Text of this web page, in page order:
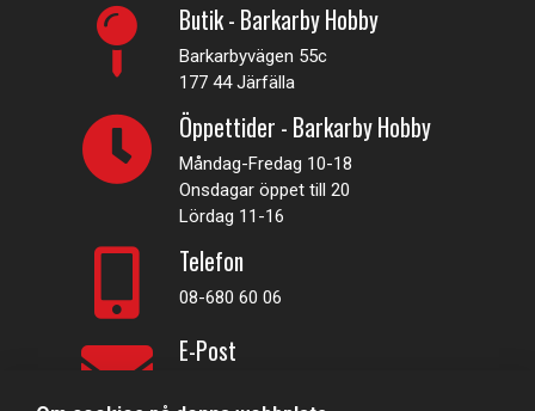
Butik - Barkarby Hobby
Barkarbyvägen 55c
177 44 Järfälla
Öppettider - Barkarby Hobby
Måndag-Fredag 10-18
Onsdagar öppet till 20
Lördag 11-16
Telefon
08-680 60 06
E-Post